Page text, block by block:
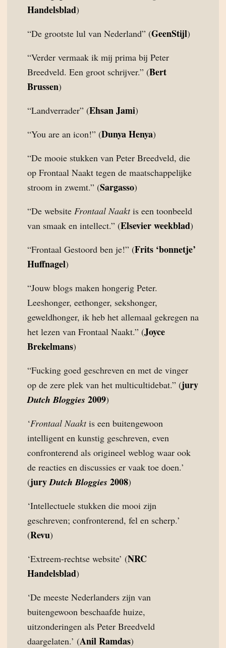
Handelsblad)
“De grootste lul van Nederland” (GeenStijl)
“Verder vermaak ik mij prima bij Peter
Breedveld. Een groot schrijver.” (Bert
Brussen)
“Landverrader” (Ehsan Jami)
“You are an icon!” (Dunya Henya)
“De mooie stukken van Peter Breedveld, die
op Frontaal Naakt tegen de maatschappelijke
stroom in zwemt.” (Sargasso)
“De website Frontaal Naaktis een toonbeeld
van smaak en intellect.” (Elsevier weekblad)
“Frontaal Gestoord ben je!” (Frits ‘bonnetje’
Huffnagel)
“Jouw blogs maken hongerig Peter.
Leeshonger, eethonger, sekshonger,
geweldhonger, ik heb het allemaal gekregen na
het lezen van Frontaal Naakt.” (Joyce
Brekelmans)
“Fucking goed geschreven en met de vinger
op de zere plek van het multicultidebat.” (jury
Dutch Bloggies 2009)
‘Frontaal Naaktis een buitengewoon
intelligent en kunstig geschreven, even
confronterend als origineel weblog waar ook
de reacties en discussies er vaak toe doen.’
(juryDutch Bloggies 2008)
‘Intellectuele stukken die mooi zijn
geschreven; confronterend, fel en scherp.’
(Revu)
‘Extreem-rechtse website’ (NRC
Handelsblad)
‘De meeste Nederlanders zijn van
buitengewoon beschaafde huize,
uitzonderingen als Peter Breedveld
daargelaten.’ (Anil Ramdas)